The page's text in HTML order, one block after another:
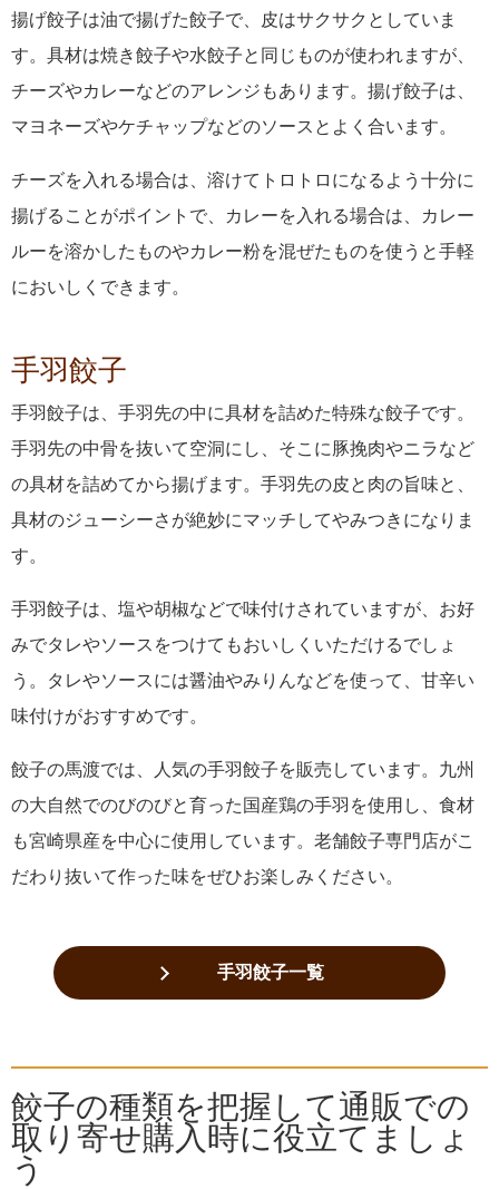
揚げ餃子は油で揚げた餃子で、皮はサクサクとしていま
す。具材は焼き餃子や水餃子と同じものが使われますが、
チーズやカレーなどのアレンジもあります。揚げ餃子は、
マヨネーズやケチャップなどのソースとよく合います。
チーズを入れる場合は、溶けてトロトロになるよう十分に
揚げることがポイントで、カレーを入れる場合は、カレー
ルーを溶かしたものやカレー粉を混ぜたものを使うと手軽
においしくできます。
手羽餃子
手羽餃子は、手羽先の中に具材を詰めた特殊な餃子です。
手羽先の中骨を抜いて空洞にし、そこに豚挽肉やニラなど
の具材を詰めてから揚げます。手羽先の皮と肉の旨味と、
具材のジューシーさが絶妙にマッチしてやみつきになりま
す。
手羽餃子は、塩や胡椒などで味付けされていますが、お好
みでタレやソースをつけてもおいしくいただけるでしょ
う。タレやソースには醤油やみりんなどを使って、甘辛い
味付けがおすすめです。
餃子の馬渡では、人気の手羽餃子を販売しています。九州
の大自然でのびのびと育った国産鶏の手羽を使用し、食材
も宮崎県産を中心に使用しています。老舗餃子専門店がこ
だわり抜いて作った味をぜひお楽しみください。
手羽餃子一覧
餃子の種類を把握して通販での
取り寄せ購入時に役立てましょ
う